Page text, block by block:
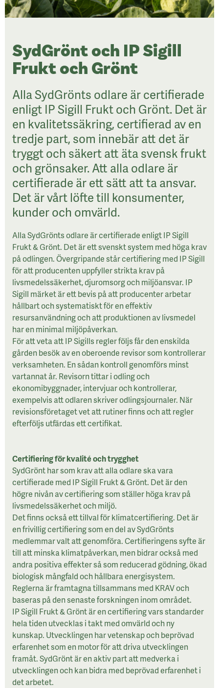
SydGrönt och IP Sigill
Frukt och Grönt
Alla SydGrönts odlare är certifierade
enligt IP Sigill Frukt och Grönt. Det är
en kvalitetssäkring, certifierad av en
tredje part, som innebär att det är
tryggt och säkert att äta svensk frukt
och grönsaker. Att alla odlare är
certifierade är ett sätt att ta ansvar.
Det är vårt löfte till konsumenter,
kunder och omvärld.
Alla SydGrönts odlare är certifierade enligt IP Sigill
Frukt & Grönt. Det är ett svenskt system med höga krav
på odlingen. Övergripande står certifiering med IP Sigill
för att producenten uppfyller strikta krav på
livsmedelssäkerhet, djuromsorg och miljöansvar. IP
Sigill märket är ett bevis på att producenter arbetar
hållbart och systematiskt för en effektiv
resursanvändning och att produktionen av livsmedel
har en minimal miljöpåverkan.
För att veta att IP Sigills regler följs får den enskilda
gården besök av en oberoende revisor som kontrollerar
verksamheten. En sådan kontroll genomförs minst
vartannat år. Revisorn tittar i odling och
ekonomibyggnader, intervjuar och kontrollerar,
exempelvis att odlaren skriver odlingsjournaler. När
revisionsföretaget vet att rutiner finns och att regler
efterföljs utfärdas ett certifikat.
Certifiering för kvalité och trygghet
SydGrönt har som krav att alla odlare ska vara
certifierade med IP Sigill Frukt & Grönt. Det är den
högre nivån av certifiering som ställer höga krav på
livsmedelssäkerhet och miljö.
Det finns också ett tillval för klimatcertifiering. Det är
en frivillig certifiering som en del av SydGrönts
medlemmar valt att genomföra. Certifieringens syfte är
till att minska klimatpåverkan, men bidrar också med
andra positiva effekter så som reducerad gödning, ökad
biologisk mångfald och hållbara energisystem.
Reglerna är framtagna tillsammans med KRAV och
baseras på den senaste forskningen inom området.
IP Sigill Frukt & Grönt är en certifiering vars standarder
hela tiden utvecklas i takt med omvärld och ny
kunskap. Utvecklingen har vetenskap och beprövad
erfarenhet som en motor för att driva utvecklingen
framåt. SydGrönt är en aktiv part att medverka i
utvecklingen och kan bidra med beprövad erfarenhet i
det arbetet.